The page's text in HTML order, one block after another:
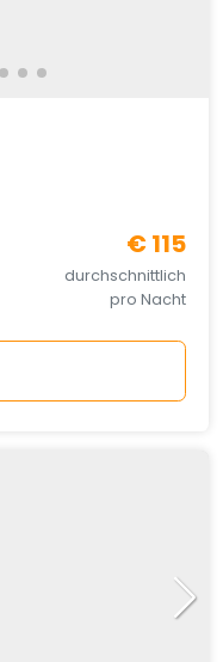
€ 115
durchschnittlich
pro Nacht